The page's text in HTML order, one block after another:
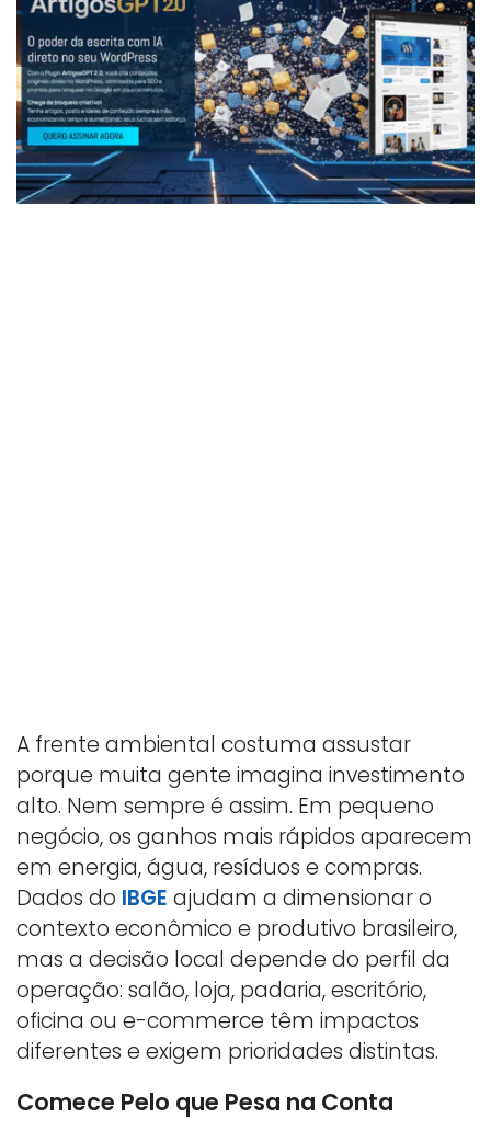
A frente ambiental costuma assustar
porque muita gente imagina investimento
alto. Nem sempre é assim. Em pequeno
negócio, os ganhos mais rápidos aparecem
em energia, água, resíduos e compras.
Dados do IBGE ajudam a dimensionar o
contexto econômico e produtivo brasileiro,
mas a decisão local depende do perfil da
operação: salão, loja, padaria, escritório,
oficina ou e-commerce têm impactos
diferentes e exigem prioridades distintas.
Comece Pelo que Pesa na Conta